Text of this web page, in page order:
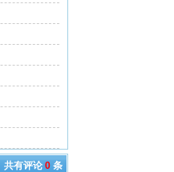
共有评论 0 条